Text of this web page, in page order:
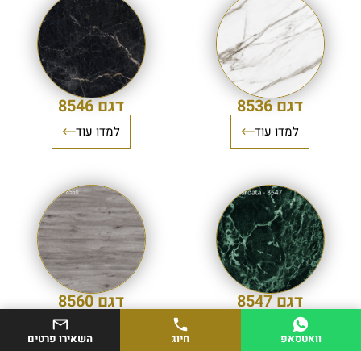
דגם 8536
למדו עוד
דגם 8546
למדו עוד
דגם 8547
למדו עוד
דגם 8560
וואטסאפ חיוג השאירו פרטים